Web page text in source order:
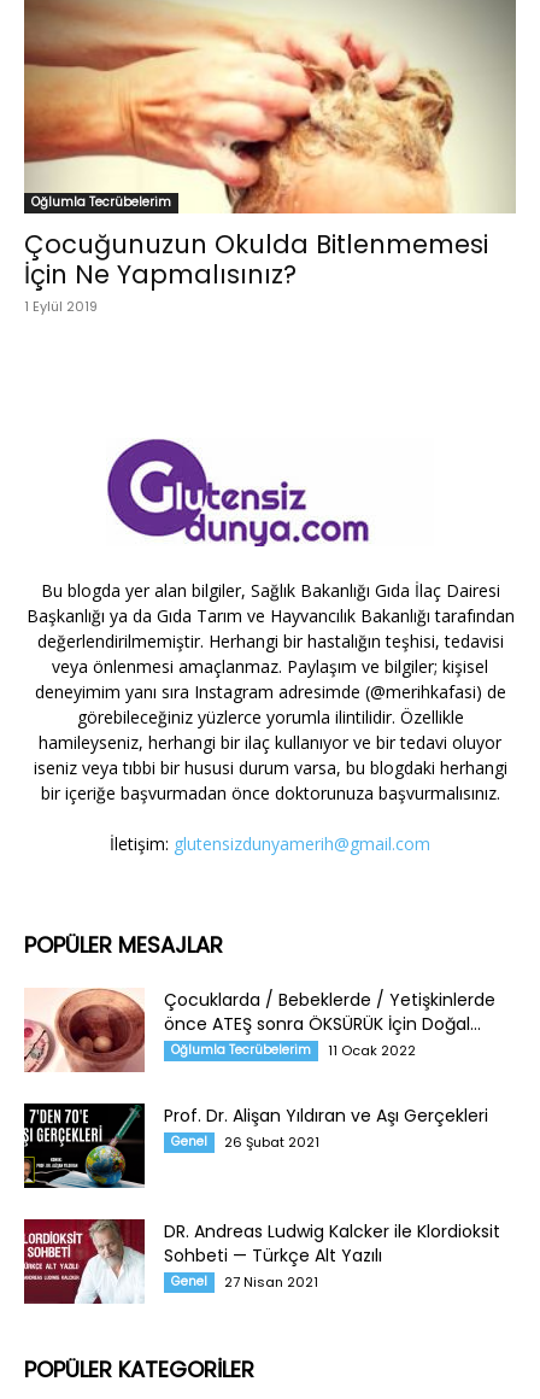
Oğlumla Tecrübelerim
Çocuğunuzun Okulda Bitlenmemesi
İçin Ne Yapmalısınız?
1 Eylül 2019
Bu blogda yer alan bilgiler, Sağlık Bakanlığı Gıda İlaç Dairesi
Başkanlığı ya da Gıda Tarım ve Hayvancılık Bakanlığı tarafından
değerlendirilmemiştir. Herhangi bir hastalığın teşhisi, tedavisi
veya önlenmesi amaçlanmaz. Paylaşım ve bilgiler; kişisel
deneyimim yanı sıra Instagram adresimde (@merihkafasi) de
görebileceğiniz yüzlerce yorumla ilintilidir. Özellikle
hamileyseniz, herhangi bir ilaç kullanıyor ve bir tedavi oluyor
iseniz veya tıbbi bir hususi durum varsa, bu blogdaki herhangi
bir içeriğe başvurmadan önce doktorunuza başvurmalısınız.
İletişim: glutensizdunyamerih@gmail.com
POPÜLER MESAJLAR
Çocuklarda / Bebeklerde / Yetişkinlerde
önce ATEŞ sonra ÖKSÜRÜK İçin Doğal...
Oğlumla Tecrübelerim 11 Ocak 2022
Prof. Dr. Alişan Yıldıran ve Aşı Gerçekleri
Genel 26 Şubat 2021
DR. Andreas Ludwig Kalcker ile Klordioksit
Sohbeti — Türkçe Alt Yazılı
Genel 27 Nisan 2021
POPÜLER KATEGORİLER